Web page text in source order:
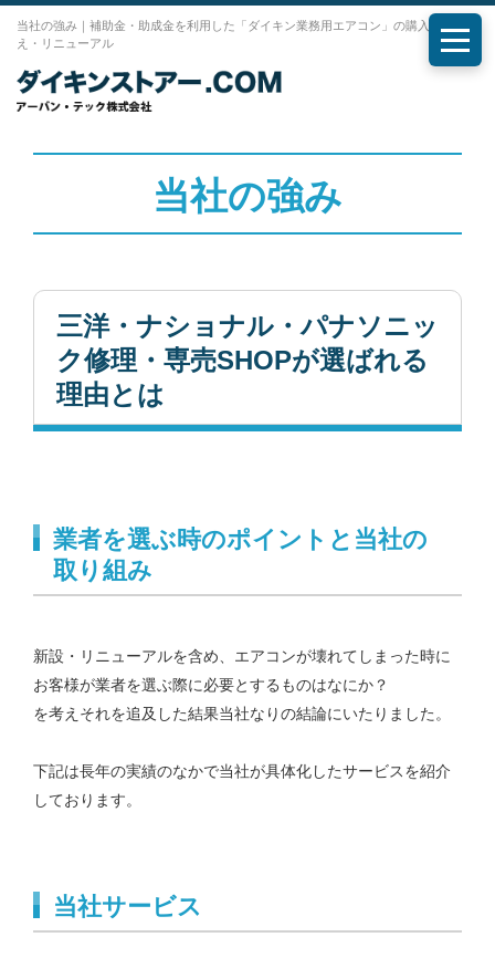
当社の強み｜補助金・助成金を利用した「ダイキン業務用エアコン」の購入・入れ替
え・リニューアル
メニ
当社の強み
三洋・ナショナル・パナソニッ
ク修理・専売SHOPが選ばれる
理由とは
業者を選ぶ時のポイントと当社の
取り組み
新設・リニューアルを含め、エアコンが壊れてしまった時に
お客様が業者を選ぶ際に必要とするものはなにか？
を考えそれを追及した結果当社なりの結論にいたりました。
下記は長年の実績のなかで当社が具体化したサービスを紹介
しております。
当社サービス